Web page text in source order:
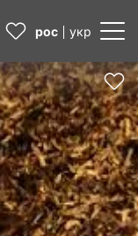
рос укр